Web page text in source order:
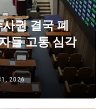
권 결국 폐
들 고통 심각
2026